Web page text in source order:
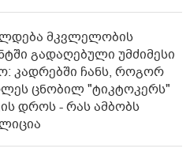
მკვლელობის
გადაღებული უმძიმესი
კადრებში ჩანს, როგორ
ცნობილ "ტიკტოკერს"
დროს - რას ამბობს